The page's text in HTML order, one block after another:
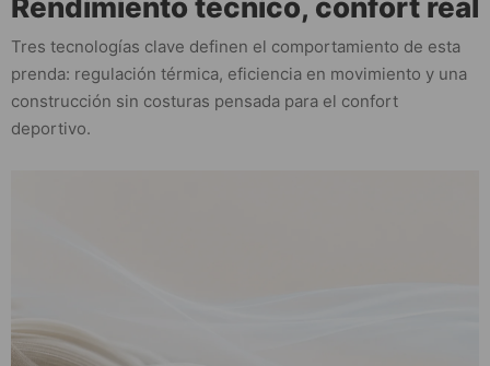
Rendimiento técnico, confort real
Tres tecnologías clave definen el comportamiento de esta
prenda: regulación térmica, eficiencia en movimiento y una
construcción sin costuras pensada para el confort
deportivo.